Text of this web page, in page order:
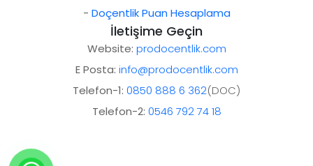
- Doçentlik Puan Hesaplama
İletişime Geçin
Website: prodocentlik.com
E Posta: info@prodocentlik.com
Telefon-1: 0850 888 6 362(DOC)
Telefon-2: 0546 792 74 18